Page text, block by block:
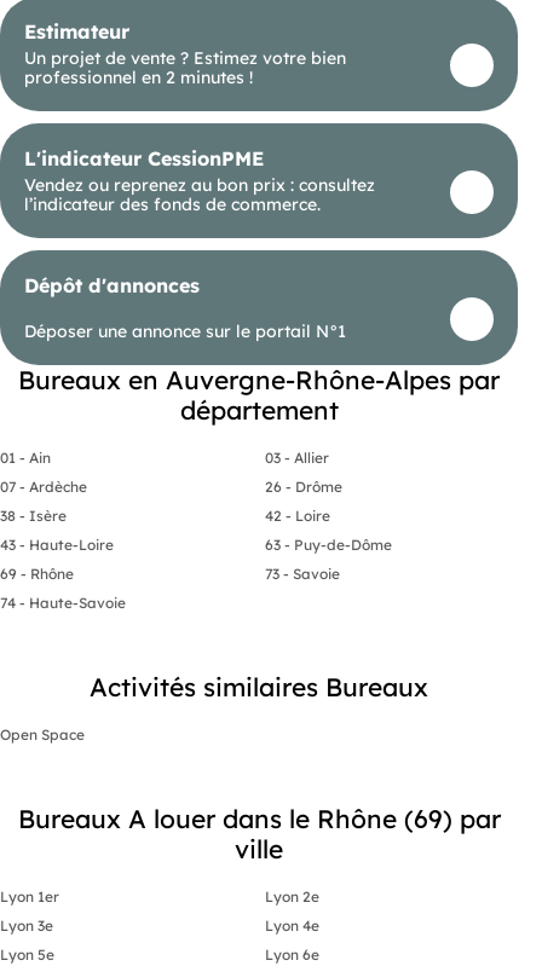
Estimateur
Un projet de vente ? Estimez votre bien
professionnel en 2 minutes !
L'indicateur CessionPME
Vendez ou reprenez au bon prix : consultez
l’indicateur des fonds de commerce.
Dépôt d'annonces
Déposer une annonce sur le portail N°1
Bureaux en Auvergne-Rhône-Alpes par
département
01 - Ain
03 - Allier
07 - Ardèche
26 - Drôme
38 - Isère
42 - Loire
43 - Haute-Loire
63 - Puy-de-Dôme
69 - Rhône
73 - Savoie
74 - Haute-Savoie
Activités similaires Bureaux
Open Space
Bureaux A louer dans le Rhône (69) par
ville
Lyon 1er
Lyon 2e
Lyon 3e
Lyon 4e
Lyon 5e
Lyon 6e